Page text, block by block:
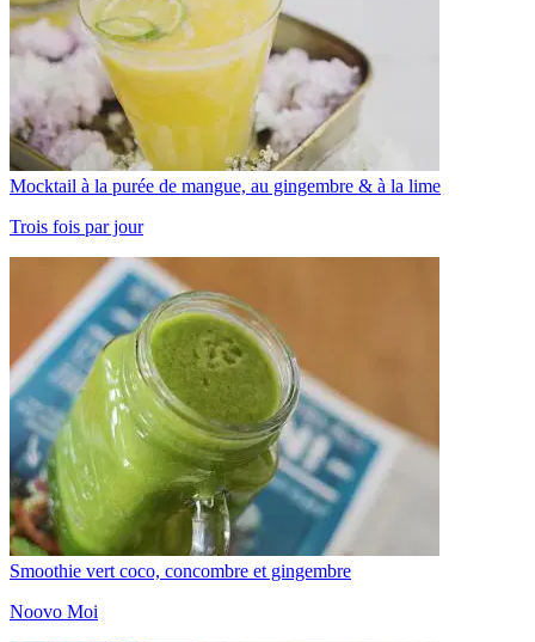
Mocktail à la purée de mangue, au gingembre & à la lime
Trois fois par jour
Smoothie vert coco, concombre et gingembre
Noovo Moi